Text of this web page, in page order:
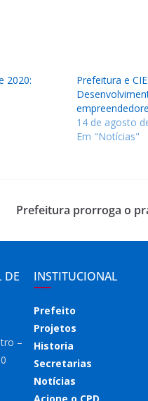
2020:
Prefeitura e
14 de agosto
Em "Notícias"
Prefeitura prorroga o
DE
–
INSTITUCIONAL
Prefeito
Projetos
Historia
Secretarias
Notícias
Acione o CPD